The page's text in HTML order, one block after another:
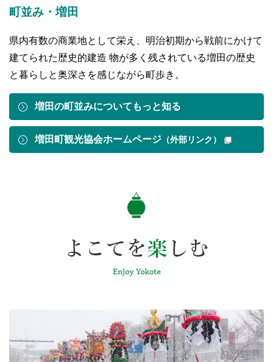
町並み・増田
県内有数の商業地として栄え、明治初期から戦前にかけて
建てられた歴史的建造 物が多く残されている増田の歴史
と暮らしと奥深さを感じながら町歩き。
増田の町並みについてもっと知る
増田町観光協会ホームページ （外部リンク）